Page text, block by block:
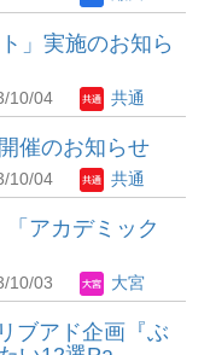
」実施のお知ら
10/04 共通
催のお知らせ
10/04 共通
アカデミック
10/03 大宮
ブアド企画『ぶ